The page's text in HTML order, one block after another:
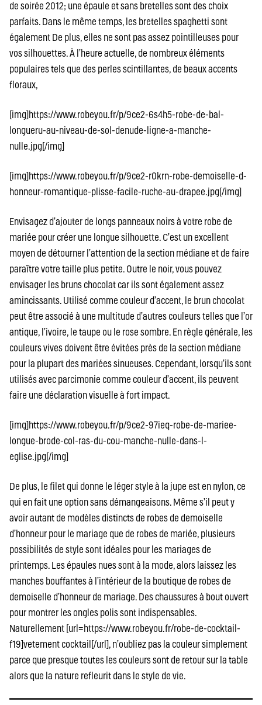
de soirée 2012; une épaule et sans bretelles sont des choix
parfaits. Dans le même temps, les bretelles spaghetti sont
également De plus, elles ne sont pas assez pointilleuses pour
vos silhouettes. À l’heure actuelle, de nombreux éléments
populaires tels que des perles scintillantes, de beaux accents
floraux,
[img]https://www.robeyou.fr/p/9ce2-6s4h5-robe-de-bal-
longueru-au-niveau-de-sol-denude-ligne-a-manche-
nulle.jpg[/img]
[img]https://www.robeyou.fr/p/9ce2-r0krn-robe-demoiselle-d-
honneur-romantique-plisse-facile-ruche-au-drapee.jpg[/img]
Envisagez d’ajouter de longs panneaux noirs à votre robe de
mariée pour créer une longue silhouette. C’est un excellent
moyen de détourner l’attention de la section médiane et de faire
paraître votre taille plus petite. Outre le noir, vous pouvez
envisager les bruns chocolat car ils sont également assez
amincissants. Utilisé comme couleur d’accent, le brun chocolat
peut être associé à une multitude d’autres couleurs telles que l’or
antique, l’ivoire, le taupe ou le rose sombre. En règle générale, les
couleurs vives doivent être évitées près de la section médiane
pour la plupart des mariées sinueuses. Cependant, lorsqu’ils sont
utilisés avec parcimonie comme couleur d’accent, ils peuvent
faire une déclaration visuelle à fort impact.
[img]https://www.robeyou.fr/p/9ce2-97ieq-robe-de-mariee-
longue-brode-col-ras-du-cou-manche-nulle-dans-l-
eglise.jpg[/img]
De plus, le filet qui donne le léger style à la jupe est en nylon, ce
qui en fait une option sans démangeaisons. Même s’il peut y
avoir autant de modèles distincts de robes de demoiselle
d’honneur pour le mariage que de robes de mariée, plusieurs
possibilités de style sont idéales pour les mariages de
printemps. Les épaules nues sont à la mode, alors laissez les
manches bouffantes à l’intérieur de la boutique de robes de
demoiselle d’honneur de mariage. Des chaussures à bout ouvert
pour montrer les ongles polis sont indispensables.
Naturellement [url=https://www.robeyou.fr/robe-de-cocktail-
f19]vetement cocktail[/url], n’oubliez pas la couleur simplement
parce que presque toutes les couleurs sont de retour sur la table
alors que la nature refleurit dans le style de vie.